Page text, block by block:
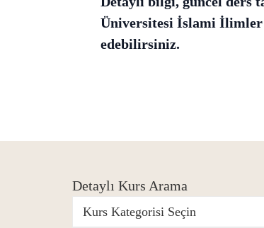
Üniversitesi İslami
edebilirsiniz.
Detaylı Kurs Arama